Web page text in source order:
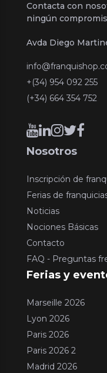
Contacta con
ningún
Avda Diego
+(34) 954 092 255
(+34) 664 354 752
Nosotros
Inscripción de
Ferias de
Noticias
Nociones Básicas
Contacto
FAQ - Preguntas
Ferias y
Marseille 2026
Lyon 2026
Paris 2026
Paris 2026 2
Madrid 2026